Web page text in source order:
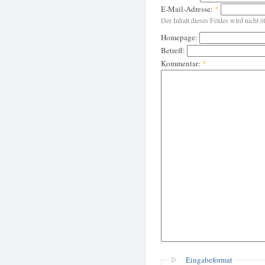
E-Mail-Adresse: *
Der Inhalt dieses Feldes wird nicht
Homepage:
Betreff:
Kommentar: *
Eingabeformat